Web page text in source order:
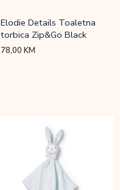
Elodie Details Toaletna
torbica Zip&Go Black
78,00KM